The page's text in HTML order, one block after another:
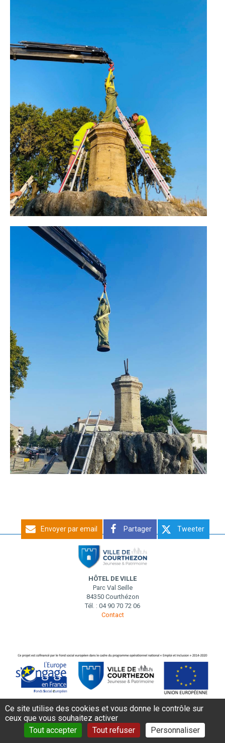
Envoyer par email Partager Tweeter
HÔTEL DE VILLE
Parc Val Seille
84350 Courthézon
Tél. : 04 90 70 72 06
Contact
MENTIONS LÉGALES DONNÉES PERSONNELLES
CONTACT
AIDE ET ACCESSIBILITÉ
PLAN DE SITE
Ce site utilise des cookies et vous donne le contrôle sur
ceux que vous souhaitez activer
Tout accepter
Tout refuser Personnaliser